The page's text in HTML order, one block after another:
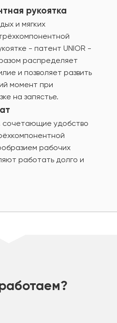
рукоятка
и мягких
- патент UNIOR -
распределяет
и позволяет развить
момент при
на запястье.
сочетающие удобство
рабочих
работать долго и